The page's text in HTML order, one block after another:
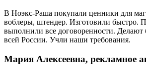
В Ноэкс-Раша покупали ценники для
воблеры, штендер. Изготовили быстро.
выполнили все договоренности. Делают
всей России. Учли наши требования.
Мария Алексеевна, рекламное